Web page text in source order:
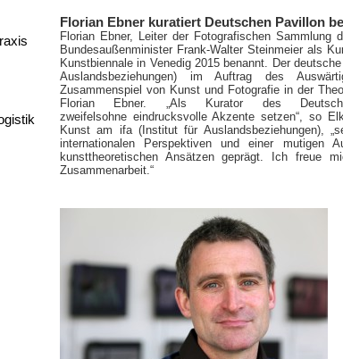
Florian Ebner kuratiert Deutschen Pavillon
Florian Ebner, Leiter der Fotografischen
Bundesaußenminister Frank-Walter Steinmeier als
Kunstbiennale in Venedig 2015 benannt. Der
Auslandsbeziehungen) im Auftrag des
Zusammenspiel von Kunst und Fotografie in der
Florian Ebner. „Als Kurator des
zweifelsohne eindrucksvolle Akzente setzen“, so
Kunst am ifa (Institut für Auslandsbeziehungen),
internationalen Perspektiven und einer mutigen
kunsttheoretischen Ansätzen geprägt. Ich freue
Zusammenarbeit.“